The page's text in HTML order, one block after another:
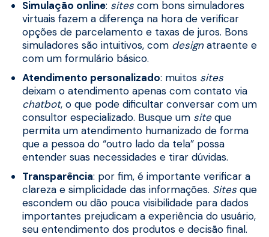
Simulação online: sitescom bons simuladores
virtuais fazem a diferença na hora de verificar
opções de parcelamento e taxas de juros. Bons
simuladores são intuitivos, com designatraente e
com um formulário básico.
Atendimento personalizado: muitos sites
deixam o atendimento apenas com contato via
chatbot, o que pode dificultar conversar com um
consultor especializado. Busque um siteque
permita um atendimento humanizado de forma
que a pessoa do “outro lado da tela” possa
entender suas necessidades e tirar dúvidas.
Transparência: por fim, é importante verificar a
clareza e simplicidade das informações. Sitesque
escondem ou dão pouca visibilidade para dados
importantes prejudicam a experiência do usuário,
seu entendimento dos produtos e decisão final.